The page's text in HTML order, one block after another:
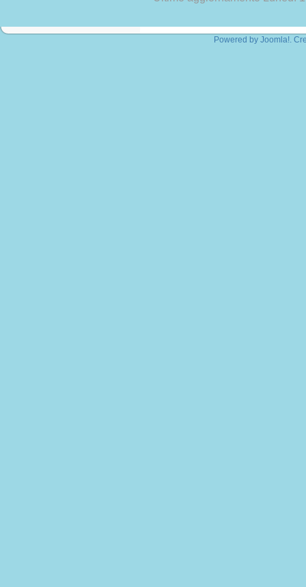
Powered by Joomla!.